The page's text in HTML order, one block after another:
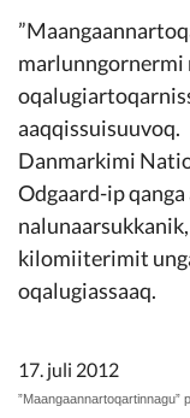
Imminut
Kommunimi
Kommune
marlunngornermi
aaqqissuisuuvoq.
Danmarkimi
Odgaard-ip
kilomiiterimit
oqalugiassaaq.
17. juli 2012
”Maangaannartoqartinnagu”